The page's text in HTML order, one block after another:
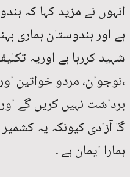
انہوں نے مزید کہا کہ
ہے اور ہندوستان ہماری
شہید کررہا ہے اوریہ
،نوجوان، مردو خواتین
برداشت نہیں کریں گے
گا آزادی کیونکہ یہ
ہمارا ایمان ہے ۔